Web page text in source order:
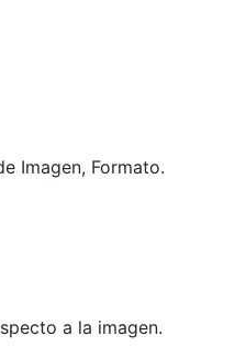
Imagen, Formato.
a la imagen.